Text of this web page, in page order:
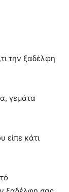
την ξαδέλφη
γεμάτα
κάτι